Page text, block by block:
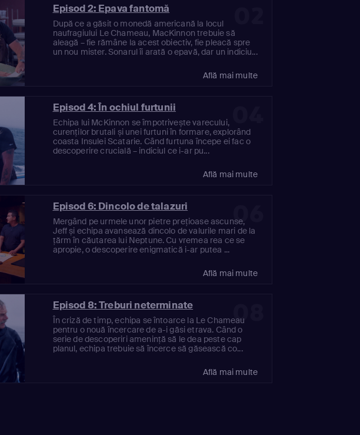
Episod 2: Epava fantomă
După ce a găsit o monedă americană la locul
naufragiului Le Chameau, MacKinnon trebuie să
aleagă – fie rămâne la acest obiectiv, fie pleacă spre
un nou mister. Sonarul îi arată o epavă, dar un indiciu...
Află mai multe
Episod 4: În ochiul furtunii
Echipa lui McKinnon se împotrivește varecului,
curenților brutali și unei furtuni în formare, explorând
coasta Insulei Scatarie. Când furtuna începe ei fac o
descoperire crucială – indiciul ce i-ar pu...
Află mai multe
06
Episod 6: Dincolo de talazuri
Mergând pe urmele unor pietre prețioase ascunse,
Jeff și echipa avansează dincolo de valurile mari de la
țărm în căutarea lui Neptune. Cu vremea rea ce se
apropie, o descoperire enigmatică i-ar putea ...
Află mai multe
08
Episod 8: Treburi neterminate
În criză de timp, echipa se întoarce la Le Chameau
pentru o nouă încercare de a-i găsi etrava. Când o
serie de descoperiri amenință să le dea peste cap
planul, echipa trebuie să încerce să găsească co...
Află mai multe